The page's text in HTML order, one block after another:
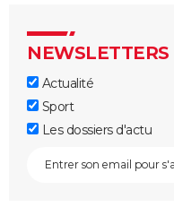
NEWSLETTERS
Actualité
Sport
Les dossiers d'actu